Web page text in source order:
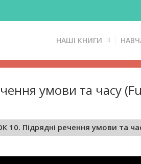
НАШІ КНИГИ
умови та часу
10. Підрядні речення умови та